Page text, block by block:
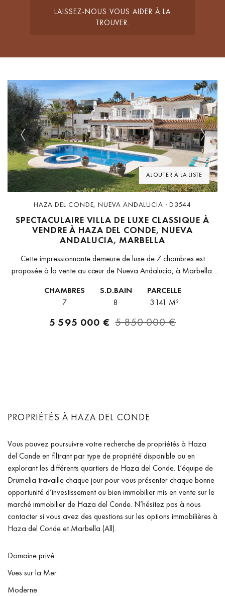
LAISSEZ-NOUS VOUS AIDER À LA
TROUVER.
AJOUTER À LA LISTE
Previous Next
HAZA DEL CONDE, NUEVA ANDALUCIA · D3544
SPECTACULAIRE VILLA DE LUXE CLASSIQUE À
VENDRE À HAZA DEL CONDE, NUEVA
ANDALUCIA, MARBELLA
Cette impressionnante demeure de luxe de 7 chambres est
proposée à la vente au cœur de Nueva Andalucia, à Marbella.
CHAMBRES
7
S.D.BAIN
8
PARCELLE
3 141 M²
5 595 000 € 5 850 000 €
PROPRIÉTÉS À HAZA DEL CONDE
Vous pouvez poursuivre votre recherche de propriétés à Haza
del Conde en filtrant par type de propriété disponible ou en
explorant les différents quartiers de Haza del Conde. L’équipe de
Drumelia travaille chaque jour pour vous présenter chaque bonne
opportunité d’investissement ou bien immobilier mis en vente sur le
marché immobilier de Haza del Conde. N’hésitez pas à nous
contacter si vous avez des questions sur les options immobilières à
Haza del Conde et Marbella (All).
Domaine privé
Vues sur la Mer
Moderne